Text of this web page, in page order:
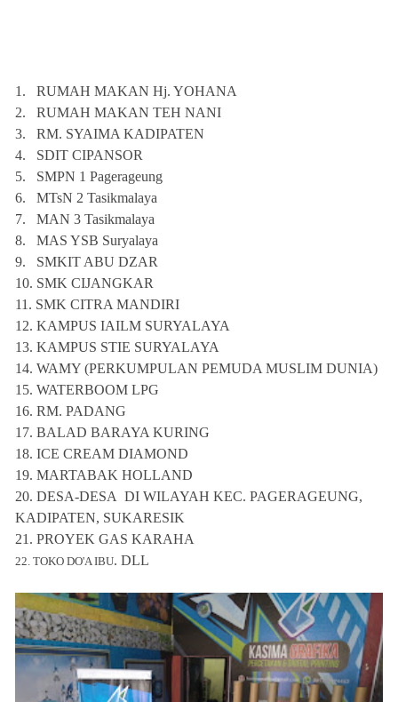
1.
RUMAH MAKAN Hj. YOHANA
2.
RUMAH MAKAN TEH NANI
3.
RM. SYAIMA KADIPATEN
4.
SDIT CIPANSOR
5.
SMPN 1 Pagerageung
6.
MTsN 2 Tasikmalaya
7.
MAN 3 Tasikmalaya
8.
MAS YSB Suryalaya
9.
SMKIT ABU DZAR
10. SMK CIJANGKAR
11. SMK CITRA MANDIRI
12. KAMPUS IAILM SURYALAYA
13. KAMPUS STIE SURYALAYA
14. WAMY (PERKUMPULAN PEMUDA MUSLIM DUNIA)
15. WATERBOOM LPG
16. RM. PADANG
17. BALAD BARAYA KURING
18. ICE CREAM DIAMOND
19. MARTABAK HOLLAND
20. DESA-DESA DI WILAYAH KEC. PAGERAGEUNG,
KADIPATEN, SUKARESIK
21. PROYEK GAS KARAHA
22. TOKO DO'A IBU. DLL